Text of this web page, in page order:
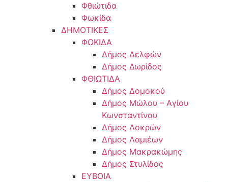
Φθιώτιδα
Φωκίδα
ΔΗΜΟΤΙΚΕΣ
ΦΩΚΙΔΑ
Δήμος Δελφών
Δήμος Δωρίδος
ΦΘΙΩΤΙΔΑ
Δήμος Δομοκού
Δήμος Μώλου – Αγίου
Κωνσταντίνου
Δήμος Λοκρών
Δήμος Λαμιέων
Δήμος Μακρακώμης
Δήμος Στυλίδος
ΕΥΒΟΙΑ